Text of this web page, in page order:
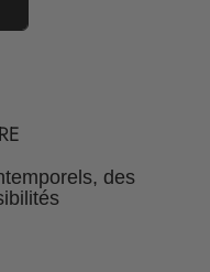
des
justes